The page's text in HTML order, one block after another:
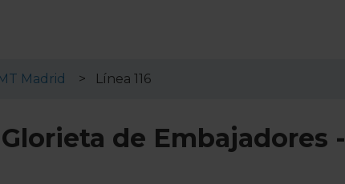
Madrid Línea 116
de Embajadores -